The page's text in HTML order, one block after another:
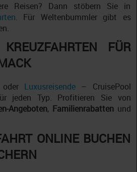
Reisen? Dann stöbern Sie in
. Für Weltenbummler gibt es
FÜR
Luxusreisende – CruisePool
jeden Typ. Profitieren Sie von
Angeboten, Familienrabattenund
ONLINE BUCHEN